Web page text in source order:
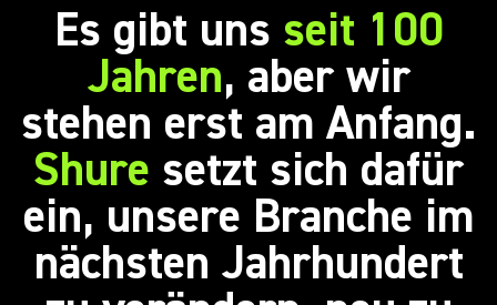
Es gibt uns seit 100
Jahren, aber wir
stehen erst am Anfang.
Shure setzt sich dafür
ein, unsere Branche im
nächsten Jahrhundert